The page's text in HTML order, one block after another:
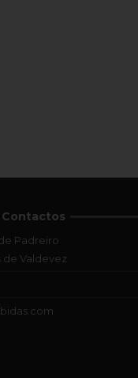
Contactos
Padreiro
de Valdevez